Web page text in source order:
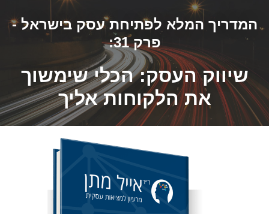
המדריך המלא לפתיחת עסק בישראל -
פרק 31:
שיווק העסק: הכלי שימשוך
את הלקוחות אליך